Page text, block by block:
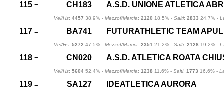
115 = CH183 A.S.D. UNIONE ATLETICA
Vel/Hs: 4457 38,9% - Mezzof/Marcia: 2120 18,5% - Salti: 2833 24,7% -
117 = BA741 FUTURATHLETIC TEAM
Vel/Hs: 5272 47,5% - Mezzof/Marcia: 2351 21,2% - Salti: 2128 19,2% -
118 = CN020 A.S.D. ATLETICA ROATA
Vel/Hs: 5604 52,4% - Mezzof/Marcia: 1238 11,6% - Salti: 1773 16,6% -
119 = SA127 IDEATLETICA AURORA